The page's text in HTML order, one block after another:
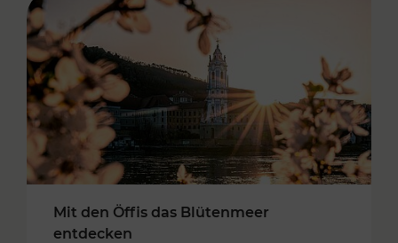
Mit den Öffis das Blütenmeer
entdecken